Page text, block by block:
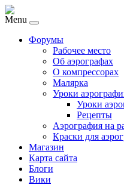
Menu
Форумы
Рабочее место
Об аэрографах
О компрессорах
Малярка
Уроки
Уроки
Рецепты
Аэрография на
Краски для
Магазин
Карта сайта
Блоги
Вики